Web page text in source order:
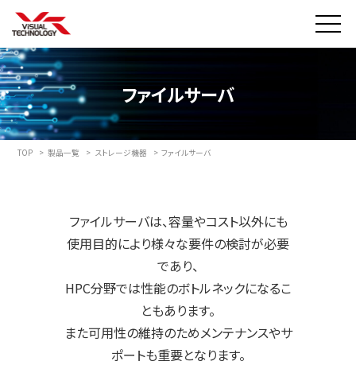
ファイルサーバ
TOP > 製品一覧 > ストレージ機器 > ファイルサーバ
ファイルサーバは、容量やコスト以外にも
使用目的により様々な要件の検討が必要
であり、
HPC分野では性能のボトルネックになるこ
ともあります。
また可用性の維持のためメンテナンスやサ
ポートも重要となります。